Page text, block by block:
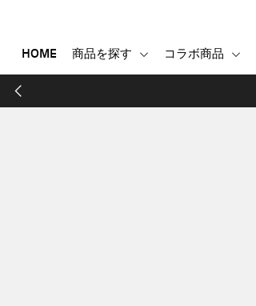
HOME 商品を探す コラボ商品
商品を探す